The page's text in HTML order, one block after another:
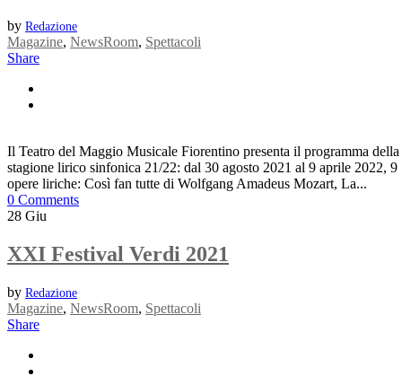
by Redazione
Magazine, NewsRoom, Spettacoli
Share
Il Teatro del Maggio Musicale Fiorentino presenta il programma della
stagione lirico sinfonica 21/22: dal 30 agosto 2021 al 9 aprile 2022, 9
opere liriche: Così fan tutte di Wolfgang Amadeus Mozart, La...
0 Comments
28 Giu
XXI Festival Verdi 2021
by Redazione
Magazine, NewsRoom, Spettacoli
Share